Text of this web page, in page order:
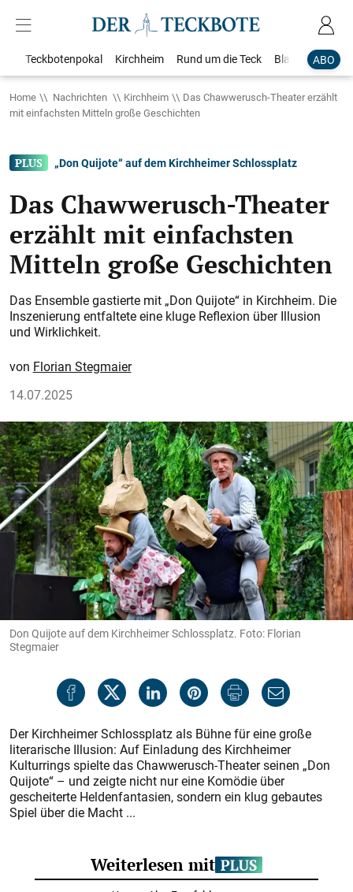
ABO
Teckbotenpokal Kirchheim Rund um die Teck Blaulicht
Home Nachrichten Kirchheim
Das Chawwerusch-Theater erzählt
mit einfachsten Mitteln große Geschichten
„Don Quijote“ auf dem Kirchheimer Schlossplatz
Das Chawwerusch-Theater
erzählt mit einfachsten
Mitteln große Geschichten
Das Ensemble gastierte mit „Don Quijote“ in Kirchheim. Die
Inszenierung entfaltete eine kluge Reflexion über Illusion
und Wirklichkeit.
Florian Stegmaier
14.07.2025
Don Quijote auf dem Kirchheimer Schlossplatz. Foto: Florian
Stegmaier
Der Kirchheimer Schlossplatz als Bühne für eine große
literarische Illusion: Auf Einladung des Kirchheimer
Kulturrings spielte das Chawwerusch-Theater seinen „Don
Quijote“ – und zeigte nicht nur eine Komödie über
gescheiterte Heldenfantasien, sondern ein klug gebautes
Spiel über die Macht ...